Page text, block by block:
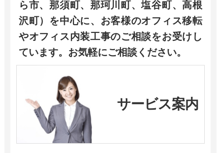
ら市、那須町、那珂川町、塩谷町、高根
沢町）を中心に、お客様のオフィス移転
やオフィス内装工事のご相談をお受けし
ています。お気軽にご相談ください。
サービス案内